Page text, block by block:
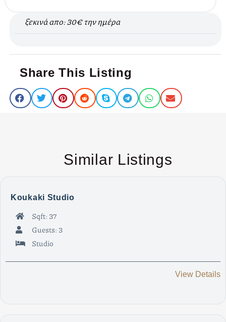
ξεκινά απο: 30€ την ημέρα
Share This Listing
Similar Listings
Koukaki Studio
Sqft: 37
Guests: 3
Studio
View Details